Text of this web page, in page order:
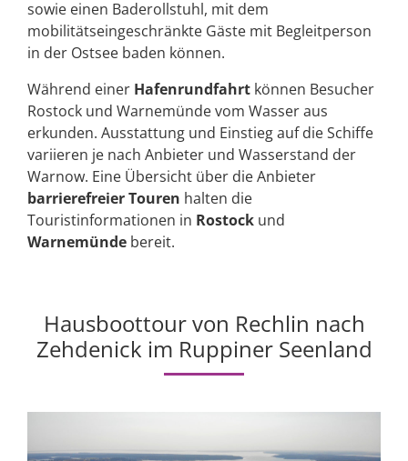
sowie einen Baderollstuhl, mit dem
mobilitätseingeschränkte Gäste mit Begleitperson
in der Ostsee baden können.
Während einer Hafenrundfahrt können Besucher
Rostock und Warnemünde vom Wasser aus
erkunden. Ausstattung und Einstieg auf die Schiffe
variieren je nach Anbieter und Wasserstand der
Warnow. Eine Übersicht über die Anbieter
barrierefreier Touren halten die
Touristinformationen in Rostock und
Warnemünde bereit.
Hausboottour von Rechlin nach
Zehdenick im Ruppiner Seenland